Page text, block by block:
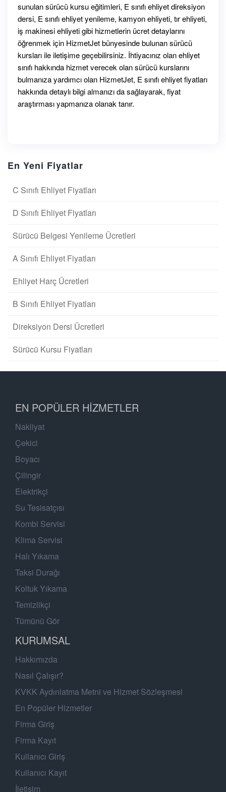
sunulan sürücü kursu eğitimleri, E sınıfı ehliyet direksiyon
dersi, E sınıfı ehliyet yenileme, kamyon ehliyeti, tır ehliyeti,
iş makinesi ehliyeti gibi hizmetlerin ücret detaylarını
öğrenmek için HizmetJet bünyesinde bulunan sürücü
kursları ile iletişime geçebilirsiniz. İhtiyacınız olan ehliyet
sınıfı hakkında hizmet verecek olan sürücü kurslarını
bulmanıza yardımcı olan HizmetJet, E sınıfı ehliyet fiyatları
hakkında detaylı bilgi almanızı da sağlayarak, fiyat
araştırması yapmanıza olanak tanır.
En Yeni Fiyatlar
C Sınıfı Ehliyet Fiyatları
D Sınıfı Ehliyet Fiyatları
Sürücü Belgesi Yenileme Ücretleri
A Sınıfı Ehliyet Fiyatları
Ehliyet Harç Ücretleri
B Sınıfı Ehliyet Fiyatları
Direksiyon Dersi Ücretleri
Sürücü Kursu Fiyatları
EN POPÜLER HIZMETLER
Nakliyat
Çekici
Boyacı
Çilingir
Elektrikçi
Su Tesisatçısı
Kombi Servisi
Klima Servisi
Halı Yıkama
Taksi Durağı
Koltuk Yıkama
Temizlikçi
Tümünü Gör
KURUMSAL
Hakkımızda
Nasıl Çalışır?
KVKK Aydınlatma Metni ve Hizmet Sözleşmesi
En Popüler Hizmetler
Firma Giriş
Firma Kayıt
Kullanıcı Giriş
Kullanıcı Kayıt
İletişim